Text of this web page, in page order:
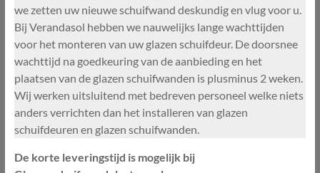
we zetten uw nieuwe schuifwand deskundig en vlug voor u.
Bij Verandasol hebben we nauwelijks lange wachttijden
voor het monteren van uw glazen schuifdeur. De doorsnee
wachttijd na goedkeuring van de aanbieding en het
plaatsen van de glazen schuifwanden is plusminus 2 weken.
Wij werken uitsluitend met bedreven personeel welke niets
anders verrichten dan het installeren van glazen
schuifdeuren en glazen schuifwanden.
De korte leveringstijd is mogelijk bij